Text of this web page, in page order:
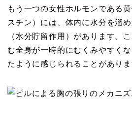
もう一つの女性ホルモンである
スチン）には、体内に水分を溜
（水分貯留作用）があります。
む全身が一時的にむくみやすく
たように感じられることがありま